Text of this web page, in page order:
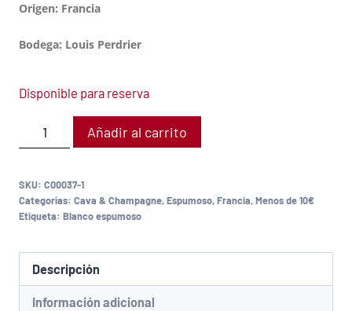
Origen: Francia
Bodega: Louis Perdrier
Disponible para reserva
Añadir al carrito
SKU: C00037-1
Categorías: Cava & Champagne,Espumoso,Francia,Menos de 10€
Etiqueta: Blanco espumoso
Descripción
Información adicional